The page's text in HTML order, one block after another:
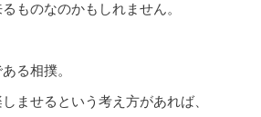
ものなのかもしれません。
る相撲。
ませるという考え方があれば、